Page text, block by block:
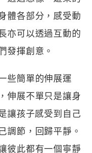
體各部分，感受動
亦可以透過互動的
發揮創意。
些簡單的伸展運
伸展不單只是讓身
讓孩子感受到自己
調節，回歸平靜。
彼此都有一個寧靜